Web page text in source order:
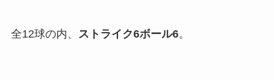
全12球の内、 ストライク6ボール6。